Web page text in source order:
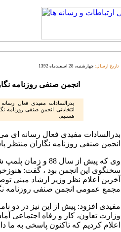
تاریخ ارسال: چهارشنبه، 28 اسفندماه 1392
انجمن صنفی روزنامه
بدرالسادات مفیدی فعال
انتخاباتی انجمن صنفی روزنامه
هستیم.
بدرالسادات مفیدی فعال رسانه ای
انجمن صنفی روزنامه نگاران منتظر
وی که پیش از سال
سخنگوی این انجمن بود ، گفت:
آخرین اعلام نظر وزیر ارشاد مبنی
مجمع عمومی انجمن صنفی روزنامه
مفیدی افزود: پیش از این نیز در دو
وزارت تعاون، کار و رفاه اجتماعی
اعلام کردیم که تاکنون پاسخی به ما